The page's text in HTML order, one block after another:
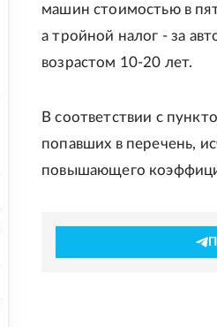
машин стоимостью в
а тройной налог - за
возрастом 10-20 лет.
В соответствии с
попавших в перечень,
повышающего